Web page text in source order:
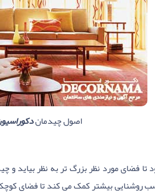
اصول چیدمان
تا فضای مورد نظر بزرگ تر به نظر بیاید
روشنایی بیشتر کمک می کند تا فضای